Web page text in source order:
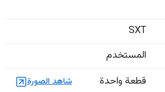
SXT
المستخدم
قطعة واحدة شاهد الصورة